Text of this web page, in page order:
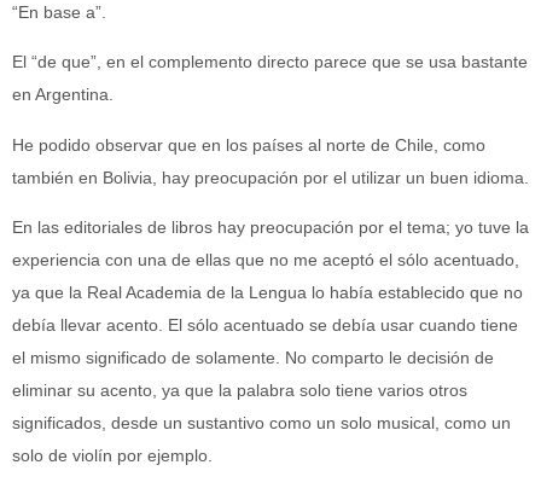
“En base a”.
El “de que”, en el complemento directo parece que se usa bastante
en Argentina.
He podido observar que en los países al norte de Chile, como
también en Bolivia, hay preocupación por el utilizar un buen idioma.
En las editoriales de libros hay preocupación por el tema; yo tuve la
experiencia con una de ellas que no me aceptó el sólo acentuado,
ya que la Real Academia de la Lengua lo había establecido que no
debía llevar acento. El sólo acentuado se debía usar cuando tiene
el mismo significado de solamente. No comparto le decisión de
eliminar su acento, ya que la palabra solo tiene varios otros
significados, desde un sustantivo como un solo musical, como un
solo de violín por ejemplo.